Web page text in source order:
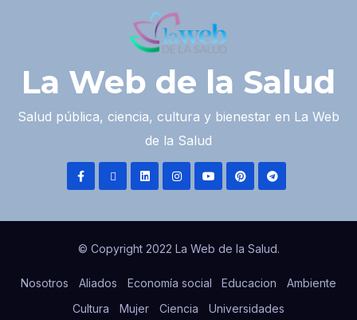
La Web de la Salud
Salud pública, ciencia, cultura y bienestar en La Web
de la Salud
© Copyright 2022 La Web de la Salud.
Nosotros Aliados Economía social Educacion
Ambiente
Cultura
Mujer Ciencia Universidades